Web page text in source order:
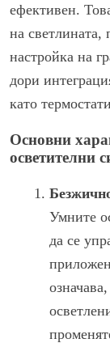
ефективен.
на светлината,
настройка на
дори
като
Основни
осветителни
Умните
да се